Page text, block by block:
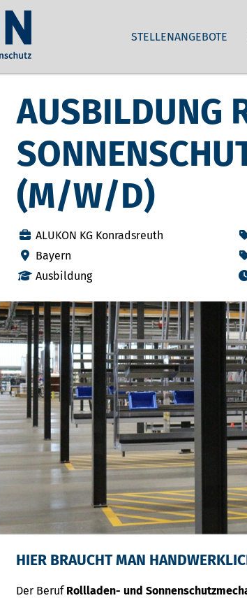
STELLENANGEBOTE
AUSBILDUNG
(M/W/D)
ALUKON KG Konradsreuth
Bayern
Ausbildung
HIER BRAUCHT MAN
Der BerufRollladen- und